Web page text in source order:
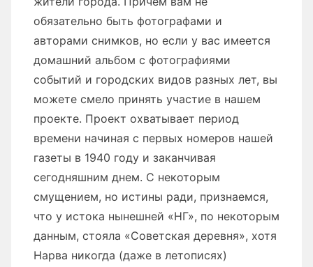
обязательно быть фотографами и
авторами снимков, но если у вас имеется
домашний альбом с фотографиями
событий и городских видов разных лет, вы
можете смело принять участие в нашем
проекте. Проект охватывает период
времени начиная с первых номеров нашей
газеты в 1940 году и заканчивая
сегодняшним днем. С некоторым
смущением, но истины ради, признаемся,
что у истока нынешней «НГ», по некоторым
данным, стояла «Советская деревня», хотя
Нарва никогда (даже в летописях)